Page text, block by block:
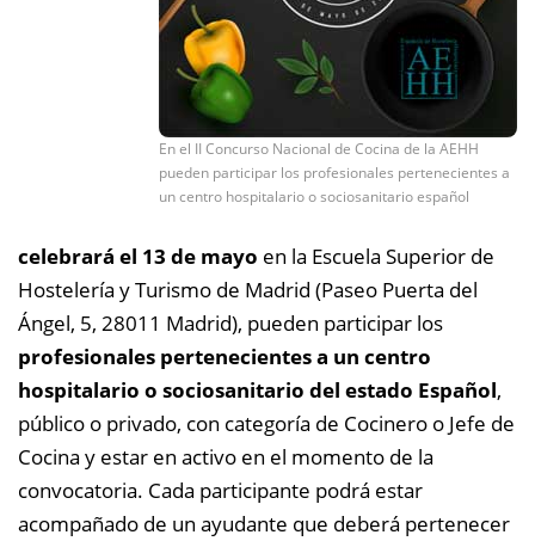
En el II Concurso Nacional de Cocina de la AEHH
pueden participar los profesionales pertenecientes a
un centro hospitalario o sociosanitario español
celebrará el 13 de mayo en la Escuela Superior de
Hostelería y Turismo de Madrid (Paseo Puerta del
Ángel, 5, 28011 Madrid), pueden participar los
profesionales pertenecientes a un centro
hospitalario o sociosanitario del estado Español,
público o privado, con categoría de Cocinero o Jefe de
Cocina y estar en activo en el momento de la
convocatoria. Cada participante podrá estar
acompañado de un ayudante que deberá pertenecer